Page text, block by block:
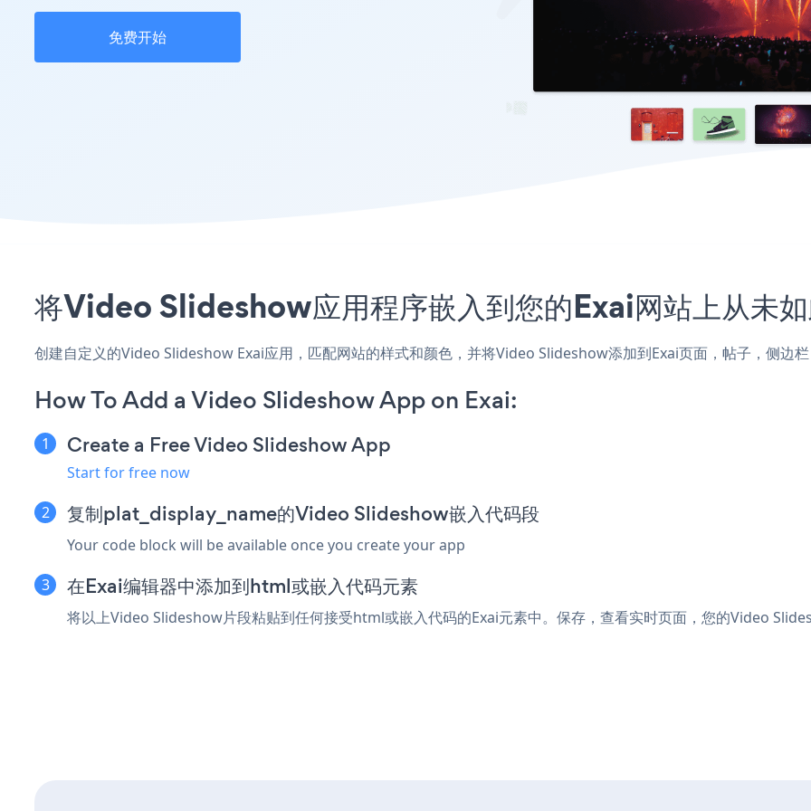
免费开始
将Video Slideshow应用程序嵌入到您的Exai网站上从未
创建自定义的Video Slideshow Exai应用，匹配网站的样式和颜色，并将Video Slideshow添加到Exai页面，帖子，侧边栏
How To Add a Video Slideshow App on Exai:
Create a Free Video Slideshow App
Start for free now
复制plat_display_name的Video Slideshow嵌入代码段
Your code block will be available once you create your app
在Exai编辑器中添加到html或嵌入代码元素
将以上Video Slideshow片段粘贴到任何接受html或嵌入代码的Exai元素中。保存，查看实时页面，您的Video